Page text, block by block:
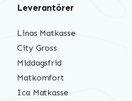
Leverantörer
Linas Matkasse
City Gross
Middagsfrid
Matkomfort
Ica Matkasse